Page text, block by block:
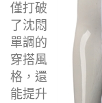
僅打破
了沈悶
單調的
穿搭風
格，還
能提升